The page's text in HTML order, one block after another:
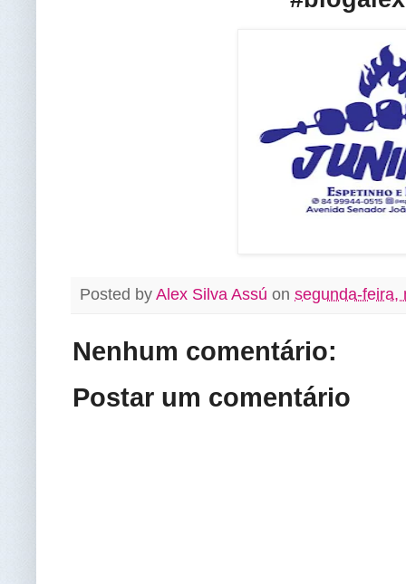
Posted by Alex Silva Assú on segunda-feira,
Nenhum comentário:
Postar um comentário